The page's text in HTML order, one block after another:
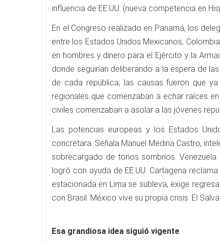
influencia de EE.UU. (nueva competencia en
En el Congreso realizado en Panamá, los
entre los Estados Unidos Mexicanos,
en hombres y dinero para el Ejército y la
donde seguirían deliberando a la espera de
de cada república; las causas fueron que
regionales que comenzaban a echar raíces
civiles comenzaban a asolar a las jóvenes
Las potencias europeas y los Estados
concretara. Señala Manuel Medina Castro,
sobrecargado de tonos sombríos.
logró con ayuda de EE.UU. Cartagena
estacionada en Lima se subleva, exige
con Brasil. México vive su propia crisis. El
Esa grandiosa idea siguió vigente